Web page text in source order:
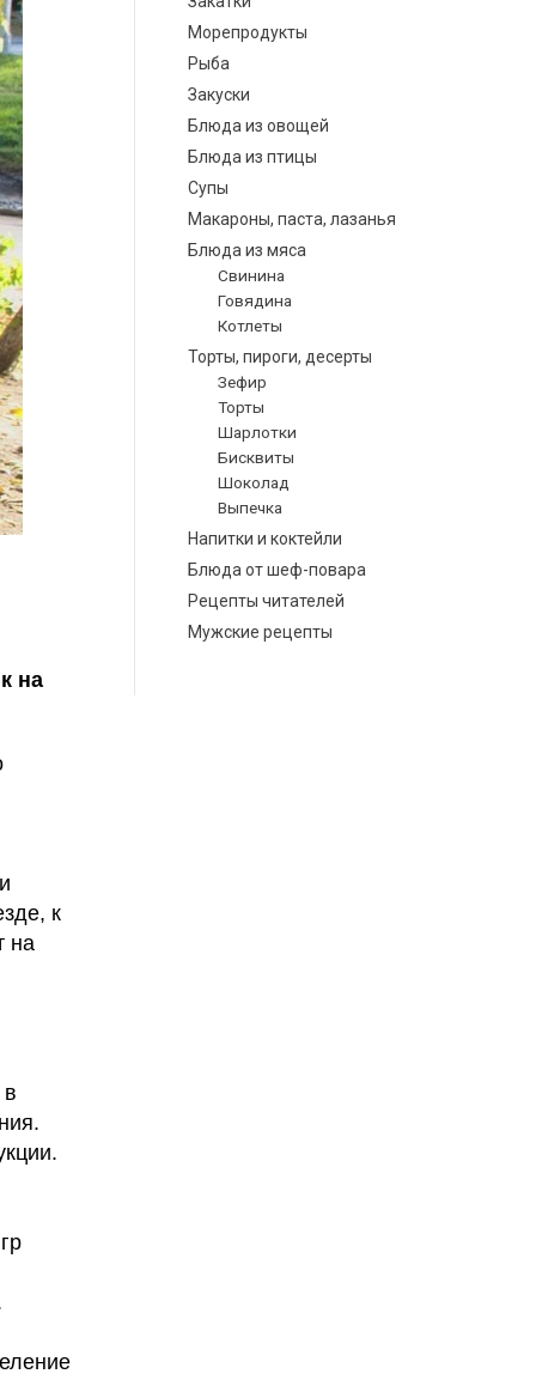
на
к
на
в
.
Морепродукты
Рыба
Закуски
Блюда из овощей
Блюда из птицы
Супы
Макароны, паста, лазанья
Блюда из мяса
Свинина
Говядина
Котлеты
Торты, пироги, десерты
Зефир
Торты
Шарлотки
Бисквиты
Шоколад
Выпечка
Напитки и коктейли
Блюда от шеф-повара
Рецепты читателей
Мужские рецепты